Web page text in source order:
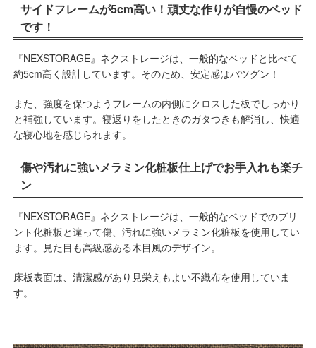
サイドフレームが5cm高い！頑丈な作りが自慢のベッド
です！
『NEXSTORAGE』ネクストレージは、一般的なベッドと比べて
約5cm高く設計しています。そのため、安定感はバツグン！
また、強度を保つようフレームの内側にクロスした板でしっかり
と補強しています。寝返りをしたときのガタつきも解消し、快適
な寝心地を感じられます。
傷や汚れに強いメラミン化粧板仕上げでお手入れも楽チ
ン
『NEXSTORAGE』ネクストレージは、一般的なベッドでのプリ
ント化粧板と違って傷、汚れに強いメラミン化粧板を使用してい
ます。見た目も高級感ある木目風のデザイン。
床板表面は、清潔感があり見栄えもよい不織布を使用していま
す。